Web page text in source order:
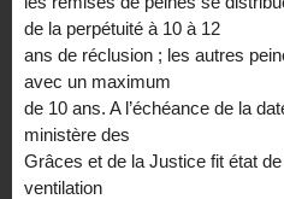
de la perpétuité à 10 à 12
ans de réclusion ; les autres
avec un maximum
de 10 ans. A l’échéance de la
ministère des
Grâces et de la Justice fit état
ventilation